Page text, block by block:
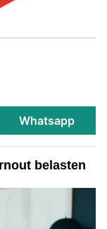
Whatsapp
belasten